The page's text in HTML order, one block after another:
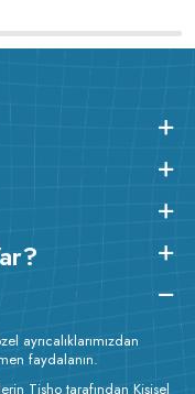
ayrıcalıklarımızdan
faydalanın.
Tisho tarafından Kişisel